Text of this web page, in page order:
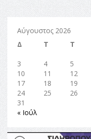
Αύγουστος 2026
Δ
Τ Τ
3
4 5
10
11 12
17
18 19
24
25 26
31
« Ιούλ